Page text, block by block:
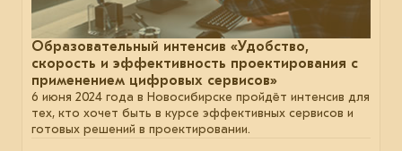
Образовательный интенсив «Удобство,
скорость и эффективность проектирования с
применением цифровых сервисов»
6 июня 2024 года в Новосибирске пройдёт интенсив для
тех, кто хочет быть в курсе эффективных сервисов и
готовых решений в проектировании.